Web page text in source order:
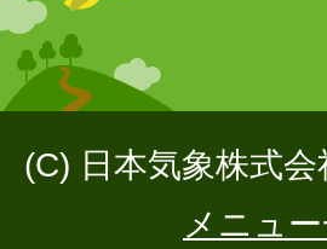
(C) 日本気象株式会
メニュ